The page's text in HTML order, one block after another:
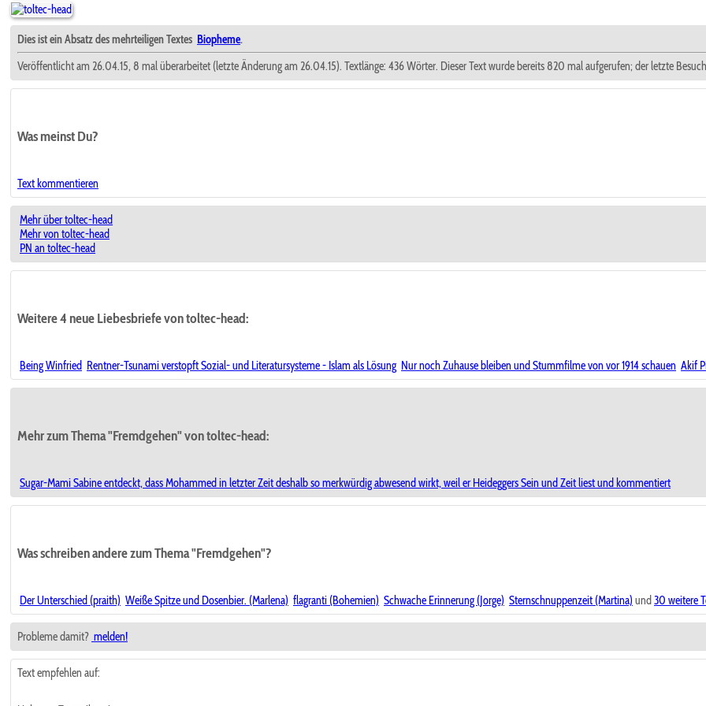
Dies ist ein Absatz des mehrteiligen Textes Biopheme.
Veröffentlicht am 26.04.15, 8 mal überarbeitet (letzte Änderung am 26.04.15). Textlänge: 436 Wörter. Dieser Text wurde bereits 820 mal aufgerufen; der letzte
Was meinst Du?
Text kommentieren
Mehr über toltec-head
Mehr von toltec-head
PN an toltec-head
Weitere 4 neue Liebesbriefe von toltec-head:
Being Winfried Rentner-Tsunami verstopft Sozial- und Literatursysteme - Islam als Lösung Nur noch Zuhause bleiben und Stummfilme von vor 1914 schauen Akif
Mehr zum Thema "Fremdgehen" von toltec-head:
Sugar-Mami Sabine entdeckt, dass Mohammed in letzter Zeit deshalb so merkwürdig abwesend wirkt, weil er Heideggers Sein und Zeit liest und kommentiert
Was schreiben andere zum Thema "Fremdgehen"?
Der Unterschied (praith) Weiße Spitze und Dosenbier. (Marlena) flagranti (Bohemien) Schwache Erinnerung (Jorge) Sternschnuppenzeit (Martina) und 30 weitere
Probleme damit? melden!
Text empfehlen auf: